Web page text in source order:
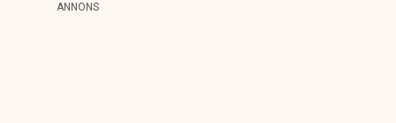
ANNONS